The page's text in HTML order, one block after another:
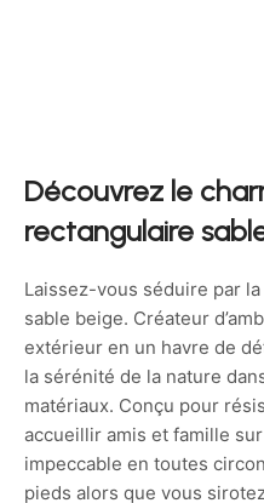
Découvrez le
rectangulaire
Laissez-vous séduire par
sable beige. Créateur
extérieur en un havre de
la sérénité de la nature
matériaux. Conçu pour
accueillir amis et famille
impeccable en toutes
pieds alors que vous